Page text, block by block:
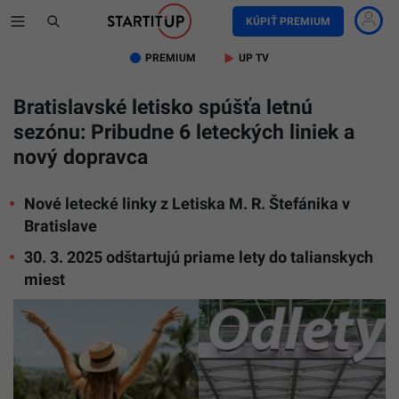
KÚPIŤ PREMIUM
PREMIUM UP TV
Bratislavské letisko spúšťa letnú
sezónu: Pribudne 6 leteckých liniek a
nový dopravca
Nové letecké linky z Letiska M. R. Štefánika v
Bratislave
30. 3. 2025 odštartujú priame lety do talianskych
miest